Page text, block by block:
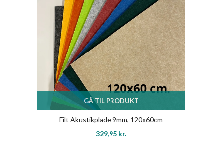
GÅ TIL PRODUKT
Filt Akustikplade 9mm, 120x60cm
329,95 kr.